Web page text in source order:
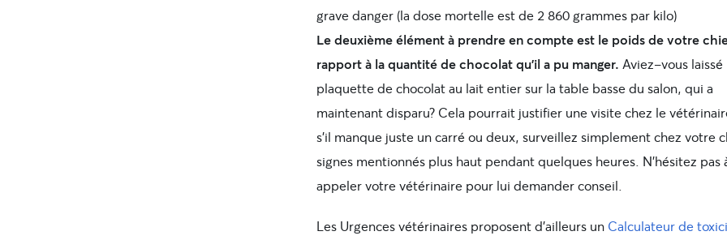
grave danger (la dose mortelle est de 2 860 grammes par kilo)
Le deuxième élément à prendre en compte est le poids de votre
rapport à la quantité de chocolat qu’il a pu manger. Aviez-vous laissé
plaquette de chocolat au lait entier sur la table basse du salon, qui a
maintenant disparu? Cela pourrait justifier une visite chez le
s’il manque juste un carré ou deux, surveillez simplement chez votre
signes mentionnés plus haut pendant quelques heures. N’hésitez pas
appeler votre vétérinaire pour lui demander conseil.
Les Urgences vétérinaires proposent d’ailleurs un Calculateur de